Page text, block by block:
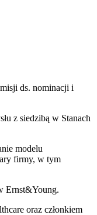
ds. nominacji i
z siedzibą w Stanach
modelu
firmy, w tym
Ernst&Young.
oraz członkiem